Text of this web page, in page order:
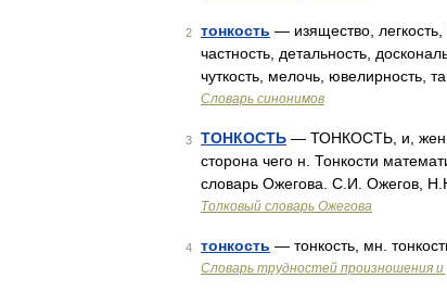
2 тонкость — изящество, легкость,
частность, детальность,
чуткость, мелочь, ювелирность,
Словарь синонимов
3 ТОНКОСТЬ — ТОНКОСТЬ, и, жен.
сторона чего н. Тонкости
словарь Ожегова. С.И. Ожегов,
Толковый словарь Ожегова
4 тонкость — тонкость, мн.
Словарь трудностей произношения и